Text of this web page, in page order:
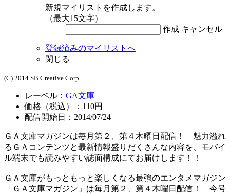
新規マイリストを作成します。
（最大15文字）
作成 キャンセル
登録済みのマイリストへ
閉じる
(C) 2014 SB Creative Corp.
レーベル： GA文庫
価格（税込）：110円
配信開始日：2014/07/24
ＧＡ文庫マガジンは毎月第２、第４木曜日配信！ 魅力溢れ
るＧＡコンテンツと最新情報盛りだくさんな内容を、モバイ
ル端末でも読みやすい誌面構成にてお届けします！！
ＧＡ文庫がもっともっと楽しくなる最強のエンタメマガジン
「ＧＡ文庫マガジン」は毎月第２、第４木曜日配信！ 今号